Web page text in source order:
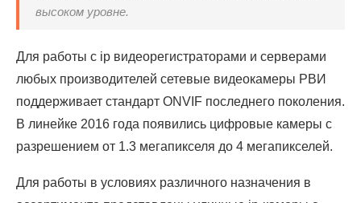
высоком уровне.
Для работы с ip видеорегистраторами и серверами
любых производителей сетевые видеокамеры РВИ
поддерживает стандарт ONVIF последнего поколения.
В линейке 2016 года появились цифровые камеры с
разрешением от 1.3 мегапикселя до 4 мегапикселей.
Для работы в условиях различного назначения в